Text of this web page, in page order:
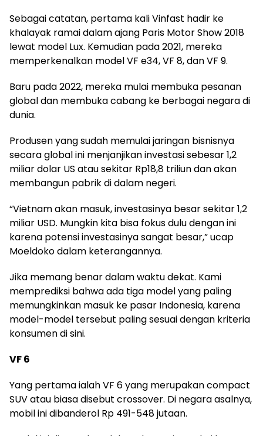
Sebagai catatan, pertama kali Vinfast hadir ke
khalayak ramai dalam ajang Paris Motor Show 2018
lewat model Lux. Kemudian pada 2021, mereka
memperkenalkan model VF e34, VF 8, dan VF 9.
Baru pada 2022, mereka mulai membuka pesanan
global dan membuka cabang ke berbagai negara di
dunia.
Produsen yang sudah memulai jaringan bisnisnya
secara global ini menjanjikan investasi sebesar 1,2
miliar dolar US atau sekitar Rp18,8 triliun dan akan
membangun pabrik di dalam negeri.
“Vietnam akan masuk, investasinya besar sekitar 1,2
miliar USD. Mungkin kita bisa fokus dulu dengan ini
karena potensi investasinya sangat besar,” ucap
Moeldoko dalam keterangannya.
Jika memang benar dalam waktu dekat. Kami
memprediksi bahwa ada tiga model yang paling
memungkinkan masuk ke pasar Indonesia, karena
model-model tersebut paling sesuai dengan kriteria
konsumen di sini.
VF 6
Yang pertama ialah VF 6 yang merupakan compact
SUV atau biasa disebut crossover. Di negara asalnya,
mobil ini dibanderol Rp 491-548 jutaan.